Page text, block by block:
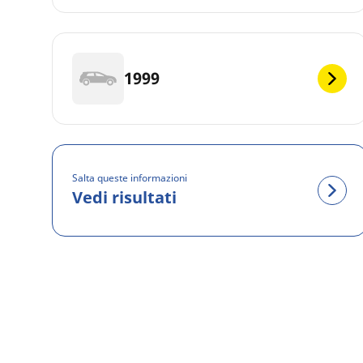
1999
Salta queste informazioni
Vedi risultati